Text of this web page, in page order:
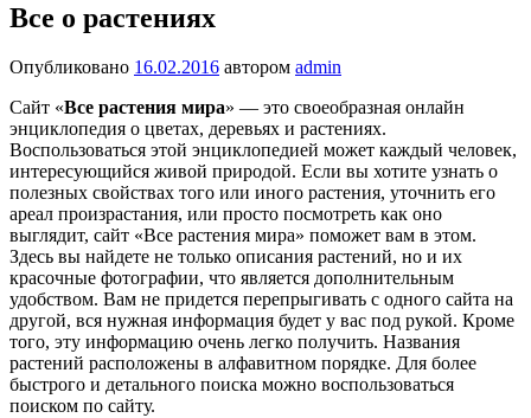
Все о растениях
Опубликовано 16.02.2016 автором admin
Сайт «Все растения мира» — это своеобразная онлайн
энциклопедия о цветах, деревьях и растениях.
Воспользоваться этой энциклопедией может каждый человек,
интересующийся живой природой. Если вы хотите узнать о
полезных свойствах того или иного растения, уточнить его
ареал произрастания, или просто посмотреть как оно
выглядит, сайт «Все растения мира» поможет вам в этом.
Здесь вы найдете не только описания растений, но и их
красочные фотографии, что является дополнительным
удобством. Вам не придется перепрыгивать с одного сайта на
другой, вся нужная информация будет у вас под рукой. Кроме
того, эту информацию очень легко получить. Названия
растений расположены в алфавитном порядке. Для более
быстрого и детального поиска можно воспользоваться
поиском по сайту.